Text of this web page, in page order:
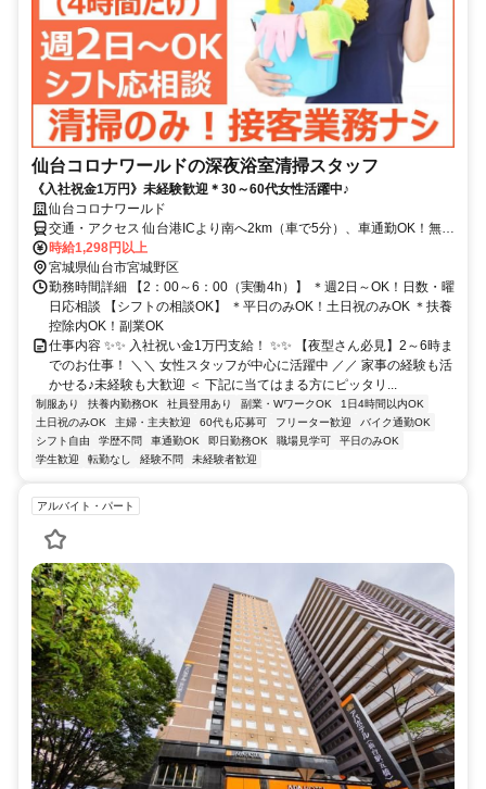
仙台コロナワールドの深夜浴室清掃スタッフ
《入社祝金1万円》未経験歓迎＊30～60代女性活躍中♪
仙台コロナワールド
交通・アクセス 仙台港ICより南へ2km（車で5分）、車通勤OK！無料
駐車場あり
時給1,298円以上
宮城県仙台市宮城野区
勤務時間詳細 【2：00～6：00（実働4h）】 ＊週2日～OK！日数・曜
日応相談 【シフトの相談OK】 ＊平日のみOK！土日祝のみOK ＊扶養
控除内OK！副業OK
仕事内容 ✨✨ 入社祝い金1万円支給！ ✨✨ 【夜型さん必見】2～6時ま
でのお仕事！ ＼＼ 女性スタッフが中心に活躍中 ／／ 家事の経験も活
かせる♪未経験も大歓迎 ＜ 下記に当てはまる方にピッタリ...
制服あり 扶養内勤務OK 社員登用あり 副業・WワークOK
1日4時間以内OK
土日祝のみOK
主婦・主夫歓迎 60代も応募可 フリーター歓迎
バイク通勤OK
シフト自由
学歴不問 車通勤OK 即日勤務OK 職場見学可
平日のみOK
学生歓迎
転勤なし 経験不問 未経験者歓迎
アルバイト・パート